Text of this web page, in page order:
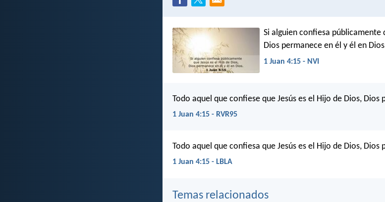
Si alguien confiesa públicamente
Dios permanece en él y él en
1 Juan 4:15 - NVI
Todo aquel que confiese que Jesús es el Hijo de Dios, Dios
1 Juan 4:15 - RVR95
Todo aquel que confiesa que Jesús es el Hijo de Dios, Dios
1 Juan 4:15 - LBLA
Temas relacionados